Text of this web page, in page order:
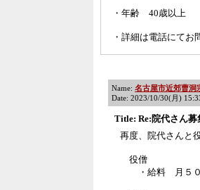
・年齢 40歳以上
・詳細は電話にてお
Name: 名古屋市近郊曹洞
Date: 2023/10/30(月)
Title: Re:院代さん募
再度、院代さんと
役僧
・給料 月５０